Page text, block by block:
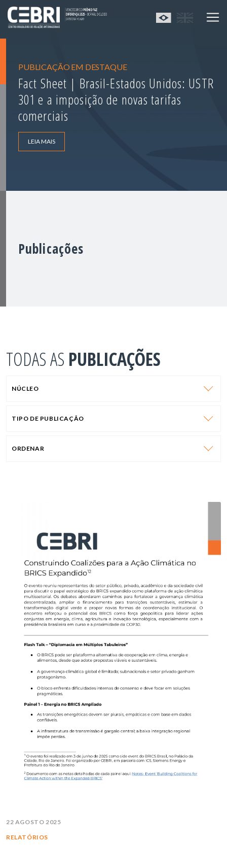
PUBLICAÇÃO EM DESTAQUE
Fact Sheet | Brasil-Estados Unidos: USTR
301 e a imposição de novas tarifas
comerciais
LEIA MAIS
Publicações
TODAS AS PUBLICAÇÕES
NÚCLEO
TIPO DE PUBLICAÇÃO
ORDENAR
22 AGOSTO 2025
RELATÓRIOS